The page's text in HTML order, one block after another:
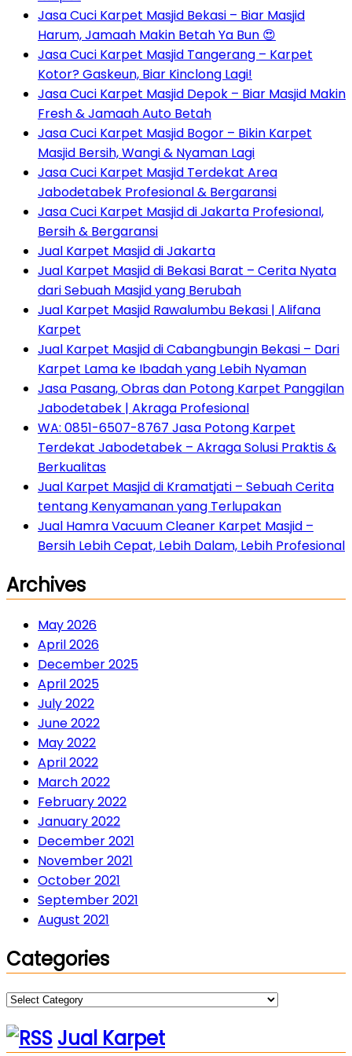
Jasa Cuci Karpet Masjid Bekasi – Biar Masjid
Harum, Jamaah Makin Betah Ya Bun 😍
Jasa Cuci Karpet Masjid Tangerang – Karpet
Kotor? Gaskeun, Biar Kinclong Lagi!
Jasa Cuci Karpet Masjid Depok – Biar Masjid Makin
Fresh & Jamaah Auto Betah
Jasa Cuci Karpet Masjid Bogor – Bikin Karpet
Masjid Bersih, Wangi & Nyaman Lagi
Jasa Cuci Karpet Masjid Terdekat Area
Jabodetabek Profesional & Bergaransi
Jasa Cuci Karpet Masjid di Jakarta Profesional,
Bersih & Bergaransi
Jual Karpet Masjid di Jakarta
Jual Karpet Masjid di Bekasi Barat – Cerita Nyata
dari Sebuah Masjid yang Berubah
Jual Karpet Masjid Rawalumbu Bekasi | Alifana
Karpet
Jual Karpet Masjid di Cabangbungin Bekasi – Dari
Karpet Lama ke Ibadah yang Lebih Nyaman
Jasa Pasang, Obras dan Potong Karpet Panggilan
Jabodetabek | Akraga Profesional
WA: 0851-6507-8767 Jasa Potong Karpet
Terdekat Jabodetabek – Akraga Solusi Praktis &
Berkualitas
Jual Karpet Masjid di Kramatjati – Sebuah Cerita
tentang Kenyamanan yang Terlupakan
Jual Hamra Vacuum Cleaner Karpet Masjid –
Bersih Lebih Cepat, Lebih Dalam, Lebih Profesional
Archives
May 2026
April 2026
December 2025
April 2025
July 2022
June 2022
May 2022
April 2022
March 2022
February 2022
January 2022
December 2021
November 2021
October 2021
September 2021
August 2021
Categories
Categories
Jual Karpet